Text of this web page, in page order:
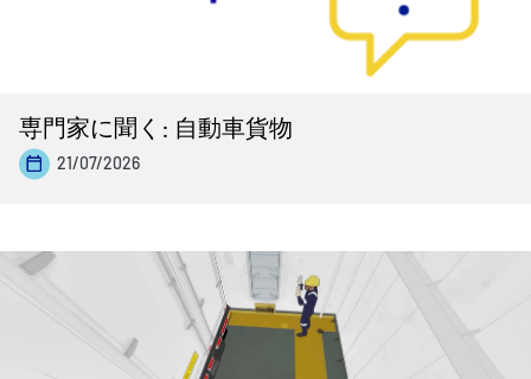
専門家に聞く: 自動車貨物
21/07/2026